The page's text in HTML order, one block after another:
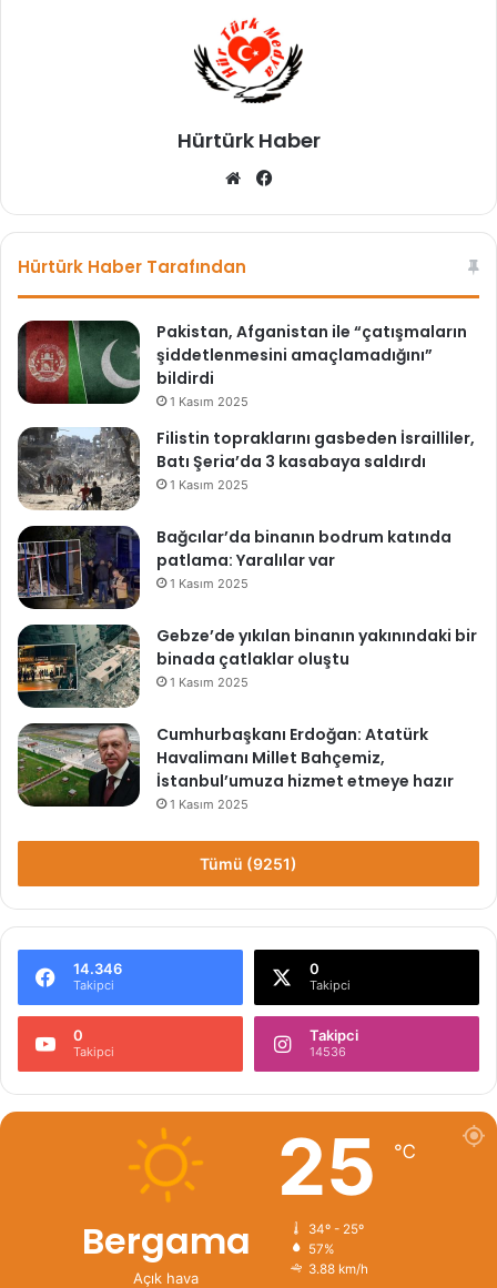
r
a
r
Hürtürk Haber
We
sit bo
Hürtürk Haber Tarafından
Pakistan, Afganistan ile “çatışmaların
şiddetlenmesini amaçlamadığını”
bildirdi
1 Kasım 2025
Filistin topraklarını gasbeden İsrailliler,
Batı Şeria’da 3 kasabaya saldırdı
1 Kasım 2025
Bağcılar’da binanın bodrum katında
patlama: Yaralılar var
1 Kasım 2025
Gebze’de yıkılan binanın yakınındaki bir
binada çatlaklar oluştu
1 Kasım 2025
Cumhurbaşkanı Erdoğan: Atatürk
Havalimanı Millet Bahçemiz,
İstanbul’umuza hizmet etmeye hazır
1 Kasım 2025
Tümü (9251)
14.346
Takipci
0
Takipci
0
Takipci
Takipci
14536
Bergama
Açık hava
25 ℃
34º - 25º
57%
3.88 km/h